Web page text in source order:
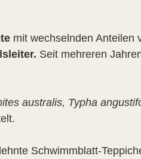
mit wechselnden Anteilen
Seit mehreren
australis, Typha
Schwimmblatt-